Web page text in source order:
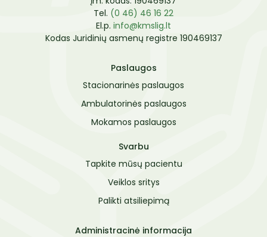
Tel. (0 46) 46 16 22
El.p. info@kmslig.lt
Kodas Juridinių asmenų registre 190469137
Paslaugos
Stacionarinės paslaugos
Ambulatorinės paslaugos
Mokamos paslaugos
Svarbu
Tapkite mūsų pacientu
Veiklos sritys
Palikti atsiliepimą
Administracinė informacija